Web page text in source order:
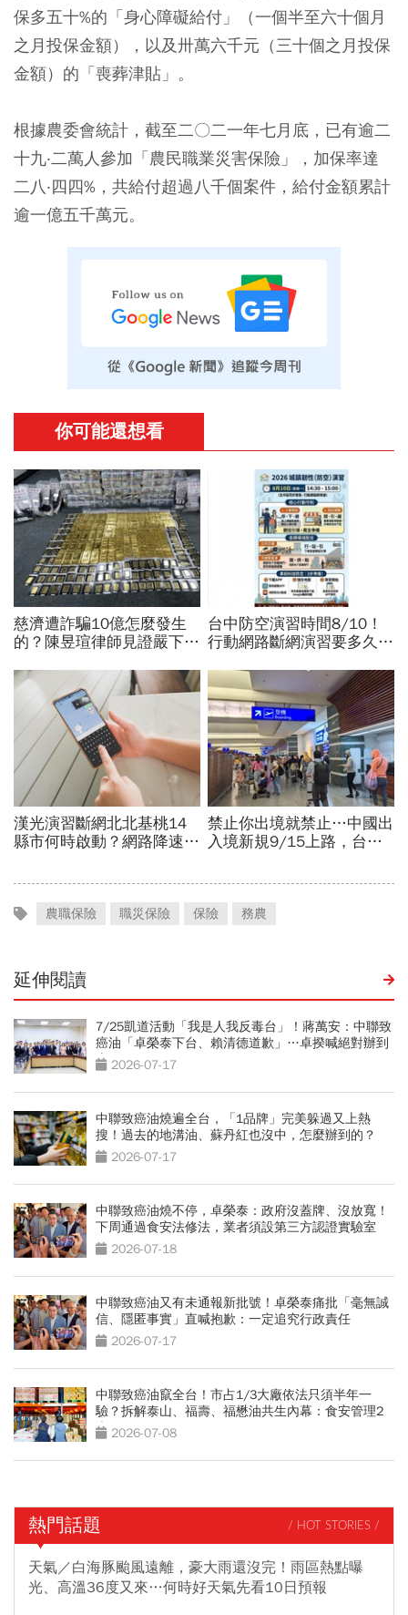
保多五十%的「身心障礙給付」（一個半至六十個月
之月投保金額），以及卅萬六千元（三十個之月投保
金額）的「喪葬津貼」。
根據農委會統計，截至二〇二一年七月底，已有逾二
十九‧二萬人參加「農民職業災害保險」，加保率達
二八‧四四%，共給付超過八千個案件，給付金額累計
逾一億五千萬元。
農職保險 職災保險 保險 務農
延伸閱讀
7/25凱道活動「我是人我反毒台」！蔣萬安：中聯致
癌油「卓榮泰下台、賴清德道歉」…卓揆喊絕對辦到
底 2026-07-17
中聯致癌油燒遍全台，「1品牌」完美躲過又上熱
搜！過去的地溝油、蘇丹紅也沒中，怎麼辦到的？
2026-07-17
中聯致癌油燒不停，卓榮泰：政府沒蓋牌、沒放寬！
下周通過食安法修法，業者須設第三方認證實驗室
2026-07-18
中聯致癌油又有未通報新批號！卓榮泰痛批「毫無誠
信、隱匿事實」直喊抱歉：一定追究行政責任
2026-07-17
中聯致癌油竄全台！市占1/3大廠依法只須半年一
驗？拆解泰山、福壽、福懋油共生內幕：食安管理2
大漏洞
2026-07-08
熱門話題 / HOT STORIES /
天氣／白海豚颱風遠離，豪大雨還沒完！雨區熱點曝
光、高溫36度又來…何時好天氣先看10日預報